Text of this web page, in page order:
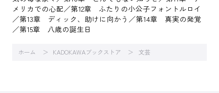
メリカでの心配／第12章 ふたりの小公子フォントルロイ
／第13章 ディック、助けに向かう／第14章 真実の発覚
／第15章 八歳の誕生日
ホーム KADOKAWAブックストア 文芸